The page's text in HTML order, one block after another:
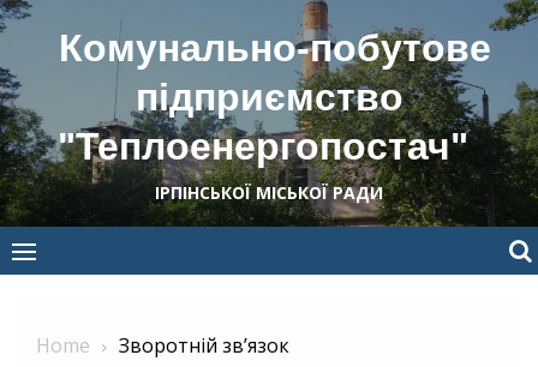
Skip
content
Комунально-побутове
підприємство
"Теплоенергопостач"
ІРПІНСЬКОЇ МІСЬКОЇ РАДИ
Home Зворотній зв’язок